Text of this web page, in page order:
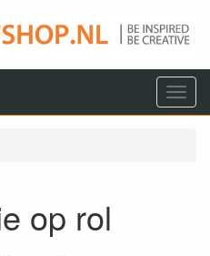
Menu
op rol